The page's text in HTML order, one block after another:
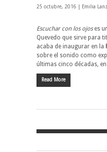
25 octubre, 2016 | Emilia
Escuchar con los ojoses
Quevedo que sirve para
acaba de inaugurar en la
sobre el sonido como
últimas cinco décadas, en
Read More